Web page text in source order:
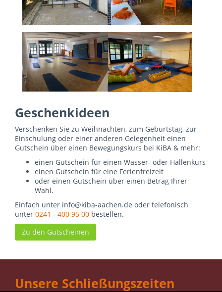
Geschenkideen
Verschenken Sie zu Weihnachten, zum Geburtstag, zur
Einschulung oder einer anderen Gelegenheit einen
Gutschein über einen Bewegungskurs bei KiBA & mehr:
einen Gutschein für einen Wasser- oder Hallenkurs
einen Gutschein für eine Ferienfreizeit
oder einen Gutschein über einen Betrag Ihrer
Wahl.
Einfach unter info@kiba-aachen.de oder telefonisch
unter 0241 - 400 95 00 bestellen.
Zu den Gutscheinen
Unsere Schließungszeiten